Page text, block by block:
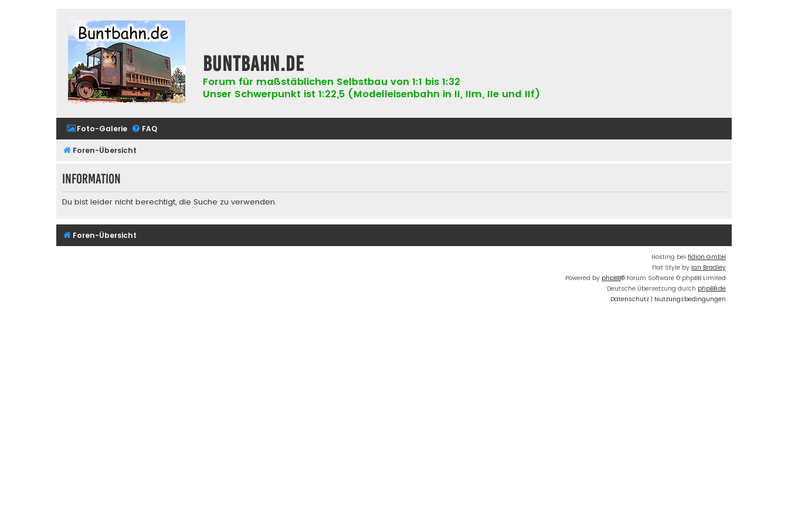
buntbahn.de
Forum für maßstäblichen Selbstbau von 1:1 bis 1:32
Unser Schwerpunkt ist 1:22,5 (Modelleisenbahn in II, IIm, IIe und IIf)
Foto-Galerie FAQ
Foren-Übersicht
Information
Du bist leider nicht berechtigt, die Suche zu verwenden.
Foren-Übersicht
Hosting bei fidion GmbH
Flat Style by Ian Bradley
Powered by phpBB® Forum Software © phpBB Limited
Deutsche Übersetzung durch phpBB.de
Datenschutz | Nutzungsbedingungen